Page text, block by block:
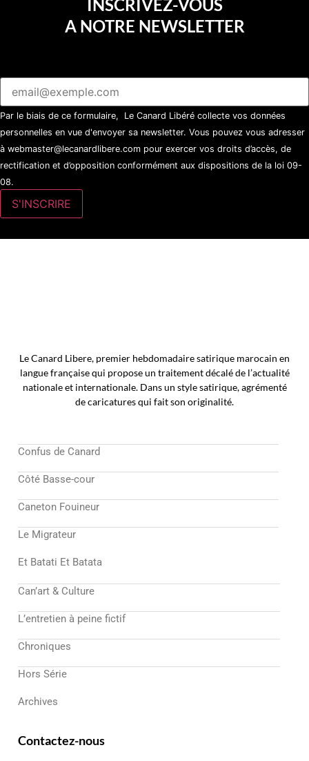
INSCRIVEZ-VOUS
A NOTRE NEWSLETTER
Par le biais de ce formulaire, Le Canard Libéré collecte vos données
personnelles en vue d'envoyer sa newsletter. Vous pouvez vous adresser
à webmaster@lecanardlibere.com pour exercer vos droits d’accès, de
rectification et d’opposition conformément aux dispositions de la loi 09-
08.
Le Canard Libere, premier hebdomadaire satirique marocain en
langue française qui propose un traitement décalé de l’actualité
nationale et internationale. Dans un style satirique, agrémenté
de caricatures qui fait son originalité.
Confus de Canard
Côté Basse-cour
Caneton Fouineur
Le Migrateur
Et Batati Et Batata
Can’art & Culture
L’entretien à peine fictif
Chroniques
Hors Série
Archives
Contactez-nous